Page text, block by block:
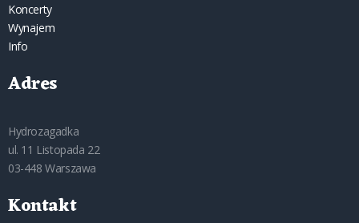
Koncerty
Wynajem
Info
Adres
Hydrozagadka
ul. 11 Listopada 22
03-448 Warszawa
Kontakt